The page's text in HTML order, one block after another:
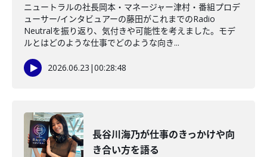
ニュートラルの社長岡本・マネージャー津村・番組プロデ
ューサー/インタビュアーの藤田がこれまでのRadio
Neutralを振り返り、気付きや可能性を考えました。モデ
ルとはどのような仕事でどのような向き...
2026.06.23 |00:28:48
長谷川海乃が仕事のきっかけや向
き合い方を語る